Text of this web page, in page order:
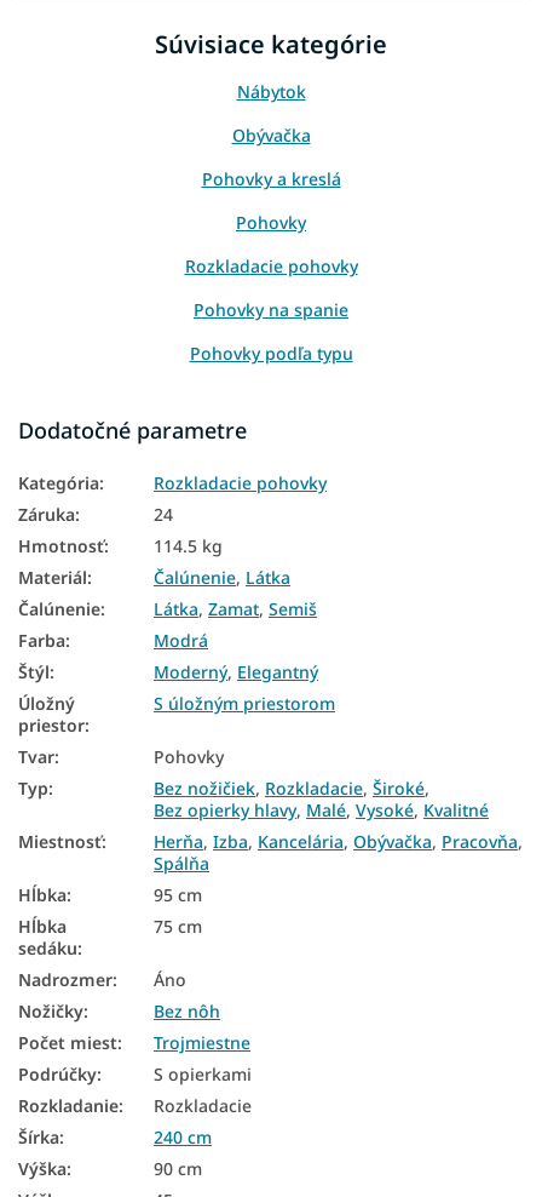
Súvisiace kategórie
Nábytok
Obývačka
Pohovky a kreslá
Pohovky
Rozkladacie pohovky
Pohovky na spanie
Pohovky podľa typu
Pohovky podľa počtu miest
Pohovky podľa šírky
Pohovky podľa miestnosti
Pohovky podľa materiálu
Pohovky podľa farby
Lacné pohovky
Pohovky podľa účelu
Široké pohovky
Malé pohovky
Trojmiestne pohovky
Pohovky do herne
Pohovky do izby
Pohovky do kancelárie
Pohovky do obývačky
Dodatočné parametre
Kategória:
Rozkladacie pohovky
Záruka:
24
Hmotnosť:
114.5 kg
Materiál: Čalúnenie, Látka
Čalúnenie: Látka, Zamat, Semiš
Farba:
Modrá
Štýl: Moderný, Elegantný
Úložný
priestor:
S úložným priestorom
Tvar:
Pohovky
Typ: Bez nožičiek, Rozkladacie, Široké,
Bez opierky hlavy, Malé, Vysoké, Kvalitné
Miestnosť: Herňa, Izba, Kancelária, Obývačka, Pracovňa,
Spálňa
Hĺbka:
95 cm
Hĺbka
sedáku:
75 cm
Nadrozmer:
Áno
Nožičky:
Bez nôh
Počet miest:
Trojmiestne
Podrúčky:
S opierkami
Rozkladanie:
Rozkladacie
Šírka:
240 cm
Výška:
90 cm